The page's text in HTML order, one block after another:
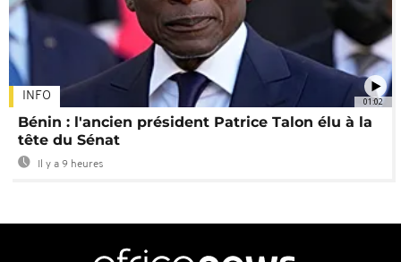
01:02
INFO
Bénin : l'ancien président Patrice Talon élu à la
tête du Sénat
Il y a 9 heures